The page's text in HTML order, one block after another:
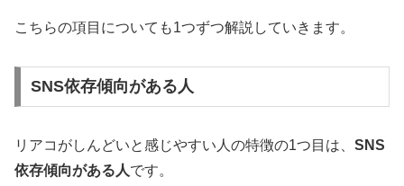
こちらの項目についても1つずつ解説していきます。
SNS依存傾向がある人
リアコがしんどいと感じやすい人の特徴の1つ目は、 SNS
依存傾向がある人です。